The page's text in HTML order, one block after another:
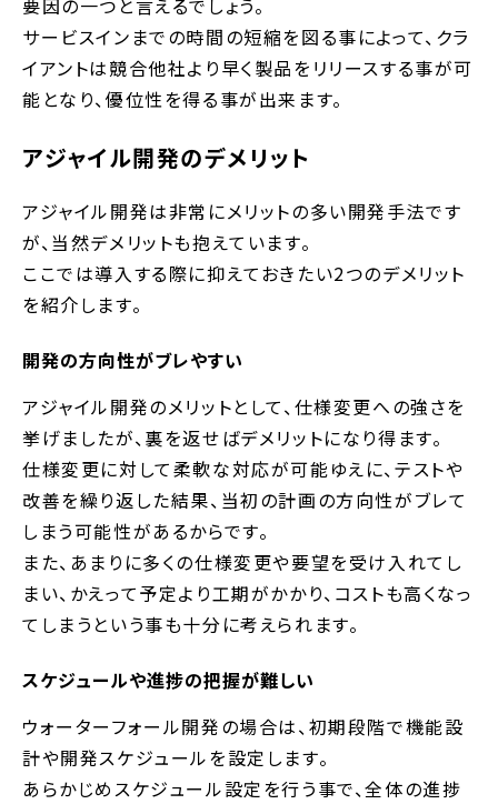
サービスインまでの時間の短縮を図る事によって、クラ
イアントは競合他社より早く製品をリリースする事が可
能となり、優位性を得る事が出来ます。
アジャイル開発のデメリット
アジャイル開発は非常にメリットの多い開発手法です
が、当然デメリットも抱えています。
ここでは導入する際に抑えておきたい2つのデメリット
を紹介します。
開発の方向性がブレやすい
アジャイル開発のメリットとして、仕様変更への強さを
挙げましたが、裏を返せばデメリットになり得ます。
仕様変更に対して柔軟な対応が可能ゆえに、テストや
改善を繰り返した結果、当初の計画の方向性がブレて
しまう可能性があるからです。
また、あまりに多くの仕様変更や要望を受け入れてし
まい、かえって予定より工期がかかり、コストも高くなっ
てしまうという事も十分に考えられます。
スケジュールや進捗の把握が難しい
ウォーターフォール開発の場合は、初期段階で機能設
計や開発スケジュールを設定します。
あらかじめスケジュール設定を行う事で、全体の進捗